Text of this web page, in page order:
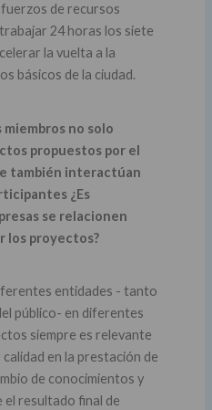
de recursos
24 horas los siete
la vuelta a la
básicos de la ciudad.
miembros no solo
propuestos por el
también interactúan
¿Es
se relacionen
los proyectos?
entidades - tanto
público- en diferentes
siempre es relevante
en la prestación de
de conocimientos y
el resultado final de